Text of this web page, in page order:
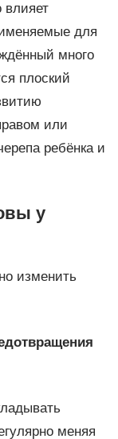
влияет
для
много
плоский
или
ребёнка и
у
изменить
меняя